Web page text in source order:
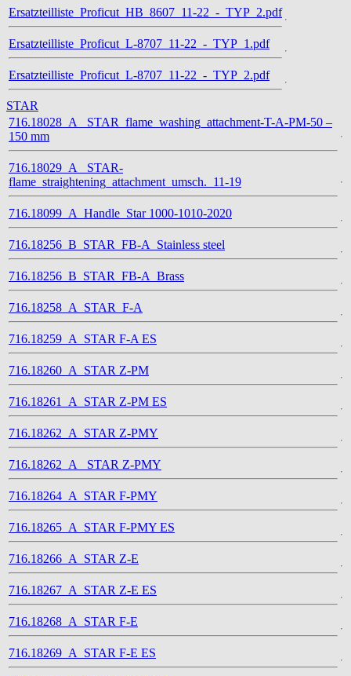
Ersatzteilliste_Proficut_HB_8607_11-22_-_TYP_2.pdf
Ersatzteilliste_Proficut_L-8707_11-22_-_TYP_1.pdf
Ersatzteilliste_Proficut_L-8707_11-22_-_TYP_2.pdf
STAR
716.18028_A_ STAR_flame_washing_attachment-T-A-PM-50 –
150 mm
716.18029_A_ STAR-
flame_straightening_attachment_umsch._11-19
716.18099_A_Handle_Star 1000-1010-2020
716.18256_B_STAR_FB-A_Stainless steel
716.18256_B_STAR_FB-A_Brass
716.18258_A_STAR_F-A
716.18259_A_STAR F-A ES
716.18260_A_STAR Z-PM
716.18261_A_STAR Z-PM ES
716.18262_A_STAR Z-PMY
716.18262_A_ STAR Z-PMY
716.18264_A_STAR F-PMY
716.18265_A_STAR F-PMY ES
716.18266_A_STAR Z-E
716.18267_A_STAR Z-E ES
716.18268_A_STAR F-E
716.18269_A_STAR F-E ES